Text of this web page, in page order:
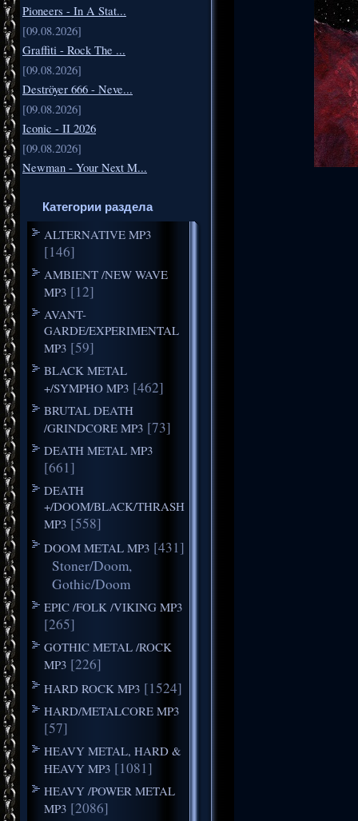
Pioneers - In A Stat...
[09.08.2026]
Graffiti - Rock The ...
[09.08.2026]
Deströyer 666 - Neve...
[09.08.2026]
Iconic - II 2026
[09.08.2026]
Newman - Your Next M...
Категории раздела
ALTERNATIVE MP3
[146]
AMBIENT /NEW WAVE
MP3 [12]
AVANT-
GARDE/EXPERIMENTAL
MP3 [59]
BLACK METAL
+/SYMPHO MP3 [462]
BRUTAL DEATH
/GRINDCORE MP3 [73]
DEATH METAL MP3
[661]
DEATH
+/DOOM/BLACK/THRASH
MP3 [558]
DOOM METAL MP3 [431]
Stoner/Doom,
Gothic/Doom
EPIC /FOLK /VIKING MP3
[265]
GOTHIC METAL /ROCK
MP3 [226]
HARD ROCK MP3 [1524]
HARD/METALCORE MP3
[57]
HEAVY METAL, HARD &
HEAVY MP3 [1081]
HEAVY /POWER METAL
MP3 [2086]